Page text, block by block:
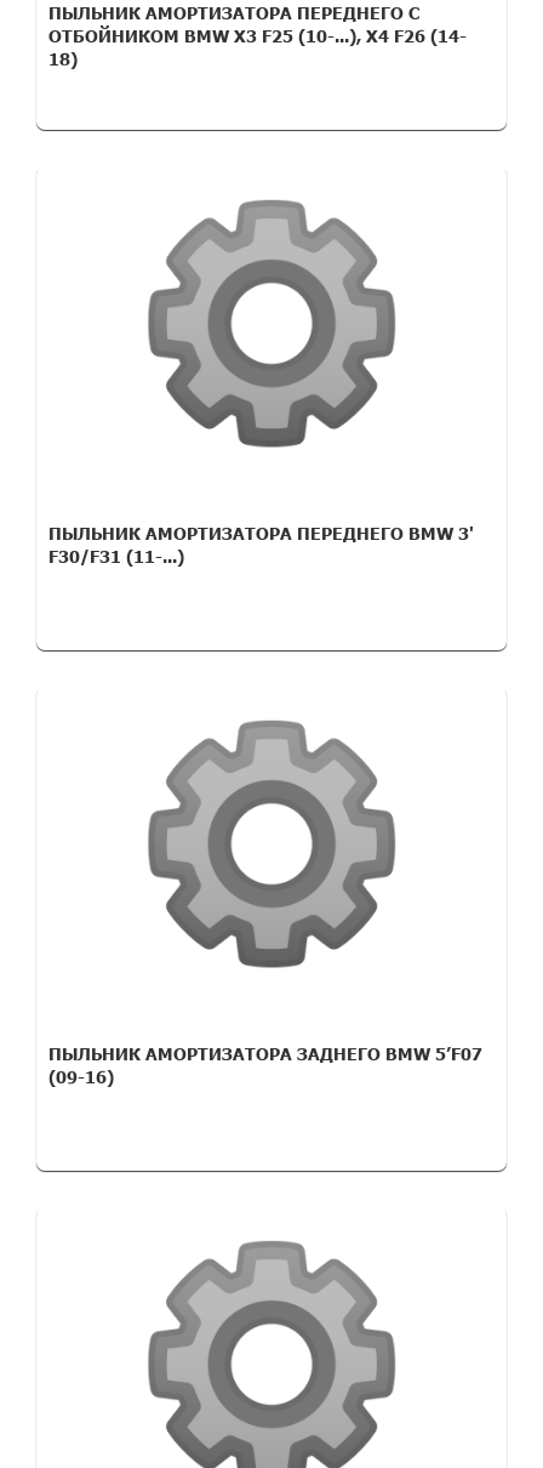
ПЫЛЬНИК АМОРТИЗАТОРА ПЕРЕДНЕГО С
ОТБОЙНИКОМ BMW X3 F25 (10-...), X4 F26 (14-
18)
ПЫЛЬНИК АМОРТИЗАТОРА ПЕРЕДНЕГО BMW 3'
F30/F31 (11-...)
ПЫЛЬНИК АМОРТИЗАТОРА ЗАДНЕГО BMW 5’F07
(09-16)